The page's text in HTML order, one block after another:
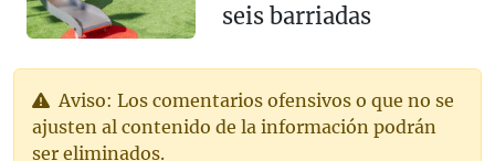
seis barriadas
Aviso: Los comentarios ofensivos o que no se
ajusten al contenido de la información podrán
ser eliminados.